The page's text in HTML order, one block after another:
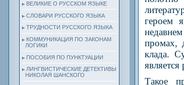
ВЕЛИКИЕ О РУССКОМ ЯЗЫКЕ
СЛОВАРИ РУССКОГО ЯЗЫКА
ТРУДНОСТИ РУССКОГО ЯЗЫКА
КОММУНИКАЦИЯ ПО ЗАКОНАМ
ЛОГИКИ
ПОСОБИЯ ПО ПУНКТУАЦИИ
ЛИНГВИСТИЧЕСКИЕ ДЕТЕКТИВЫ
НИКОЛАЯ ШАНСКОГО
героем
промах,
клада.
Такое